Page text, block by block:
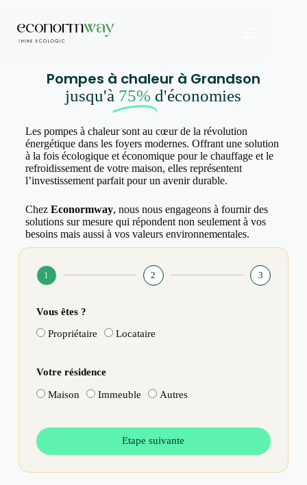
Pompes à chaleur à Grandson
jusqu'à 75% d'économies
Les pompes à chaleur sont au cœur de la révolution
énergétique dans les foyers modernes. Offrant une solution
à la fois écologique et économique pour le chauffage et le
refroidissement de votre maison, elles représentent
l’investissement parfait pour un avenir durable.
Chez Econormway, nous nous engageons à fournir des
solutions sur mesure qui répondent non seulement à vos
besoins mais aussi à vos valeurs environnementales.
1 2 3
Vous êtes ?
Propriétaire Locataire
Votre résidence
Maison Immeuble Autres
Etape suivante